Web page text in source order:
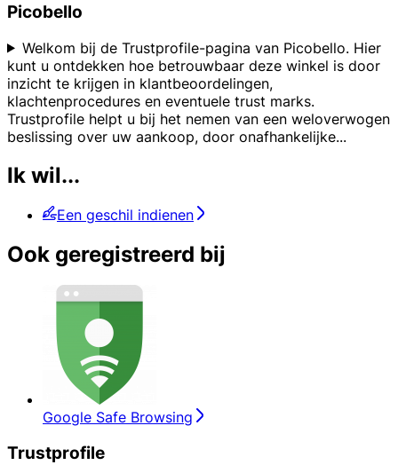
Picobello
Welkom bij de Trustprofile-pagina van Picobello. Hier
kunt u ontdekken hoe betrouwbaar deze winkel is door
inzicht te krijgen in klantbeoordelingen,
klachtenprocedures en eventuele trust marks.
Trustprofile helpt u bij het nemen van een weloverwogen
beslissing over uw aankoop, door onafhankelijke...
Ik wil...
Een geschil indienen
Ook geregistreerd bij
Google Safe Browsing
Trustprofile